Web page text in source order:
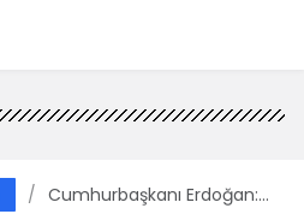
Cumhurbaşkanı Erdoğan: